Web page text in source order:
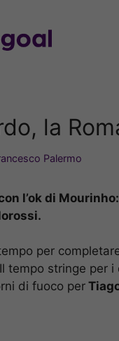
la
Palermo
l’ok di
per
tempo stringe per
di fuoco per